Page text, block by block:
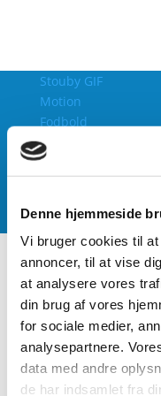
Denne hjemmeside
Vi bruger cookies til
annoncer, til at vise
at analysere vores
din brug af vores
for sociale medier,
analysepartnere.
data med andre
de har indsamlet fra
Stouby GIF
Motion
Fodbold
Gymnastik
Kajak
Badminton
Bordtennis
Forside
Andre aktiviteter
Aktivitetspark
E-sport
Høvdingebold
Sommerfest i Stouby
Tæppecurling